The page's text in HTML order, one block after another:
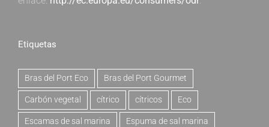
Etiquetas
Bras del Port Eco Bras del Port Gourmet
Carbón vegetal cítrico cítricos Eco
Escamas de sal marina Espuma de sal marina